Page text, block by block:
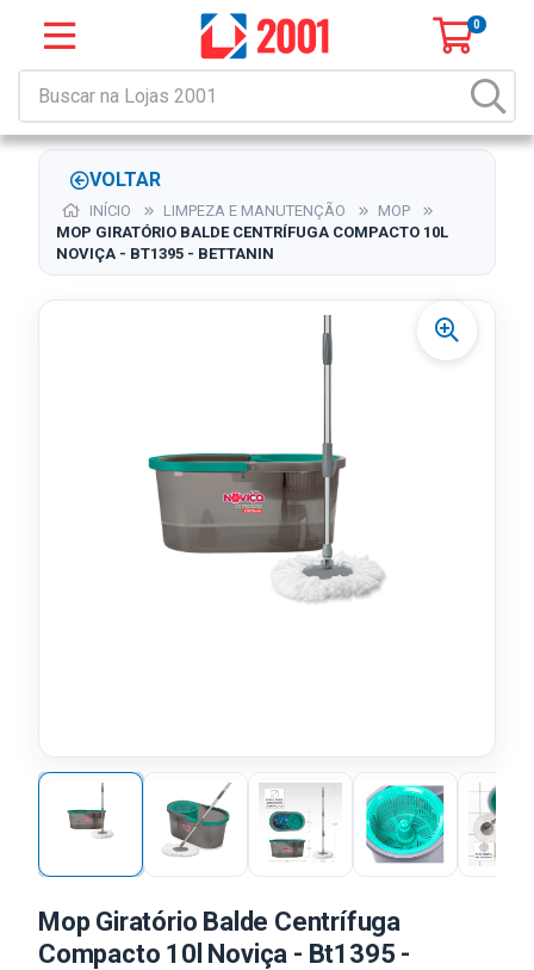
0
VOLTAR
INÍCIO LIMPEZA E MANUTENÇÃO
MOP
MOP GIRATÓRIO BALDE CENTRÍFUGA COMPACTO 10L
NOVIÇA - BT1395 - BETTANIN
Mop Giratório Balde Centrífuga
Compacto 10l Noviça - Bt1395 -